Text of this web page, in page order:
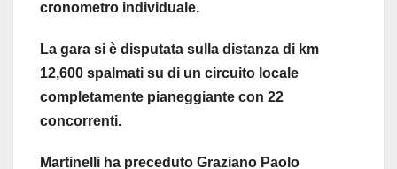
cronometro individuale.
La gara si è disputata sulla distanza di km
12,600 spalmati su di un circuito locale
completamente pianeggiante con 22
concorrenti.
Martinelli ha preceduto Graziano Paolo